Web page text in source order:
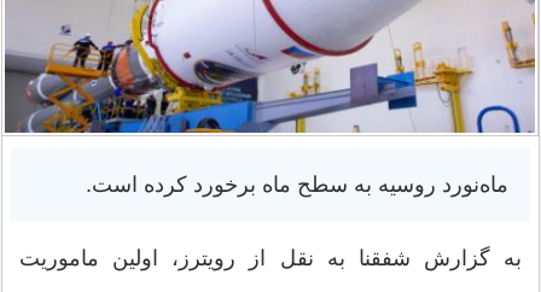
ماه‌نورد روسیه به سطح ماه برخورد کرده است.
به گزارش شفقنا به نقل از رویترز، اولین ماموریت